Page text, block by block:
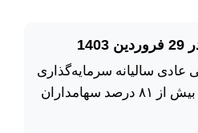
عادی سالیانه سرمایه‌گذاری
ملی ایران با حضور بیش از ۸۱ درصد سهامداران